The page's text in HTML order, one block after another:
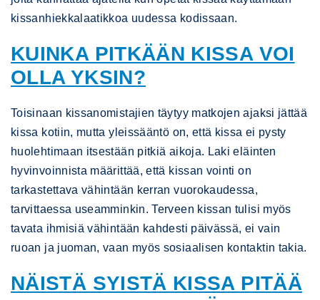
kissanhiekkalaatikkoa uudessa kodissaan.
KUINKA PITKÄÄN KISSA VOI
OLLA YKSIN?
Toisinaan kissanomistajien täytyy matkojen ajaksi jättää
kissa kotiin, mutta yleissääntö on, että kissa ei pysty
huolehtimaan itsestään pitkiä aikoja. Laki eläinten
hyvinvoinnista määrittää, että kissan vointi on
tarkastettava vähintään kerran vuorokaudessa,
tarvittaessa useamminkin. Terveen kissan tulisi myös
tavata ihmisiä vähintään kahdesti päivässä, ei vain
ruoan ja juoman, vaan myös sosiaalisen kontaktin takia.
NÄISTÄ SYISTÄ KISSA PITÄÄ